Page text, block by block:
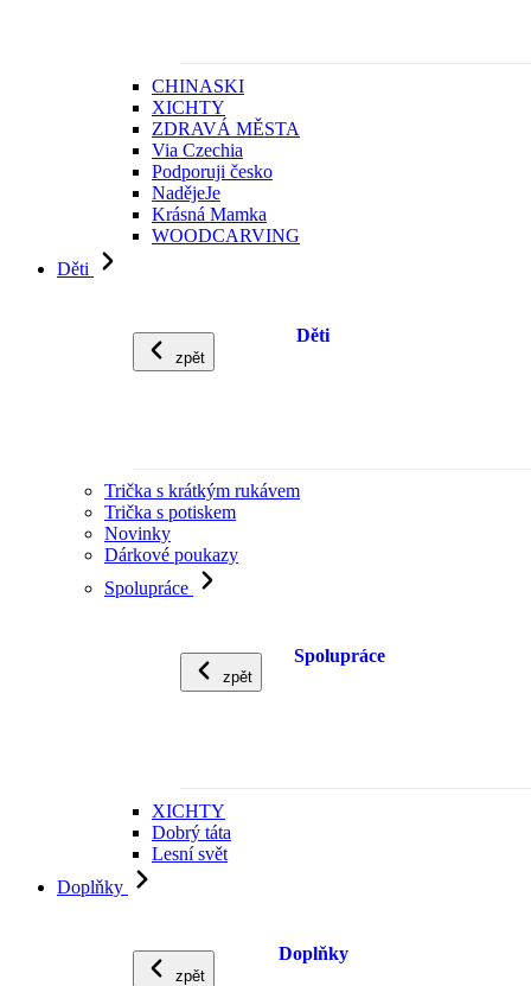
CHINASKI
XICHTY
ZDRAVÁ MĚSTA
Via Czechia
Podporuji česko
NadějeJe
Krásná Mamka
WOODCARVING
Děti
zpět
Děti
Trička s krátkým rukávem
Trička s potiskem
Novinky
Dárkové poukazy
Spolupráce
zpět
Spolupráce
XICHTY
Dobrý táta
Lesní svět
Doplňky
zpět
Doplňky